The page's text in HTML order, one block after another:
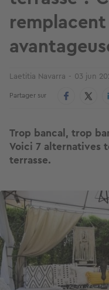
remplacent
Laetitia Navarra 03 jun
Partager sur
Trop bancal, trop
Voici 7 alternatives
terrasse.
Image